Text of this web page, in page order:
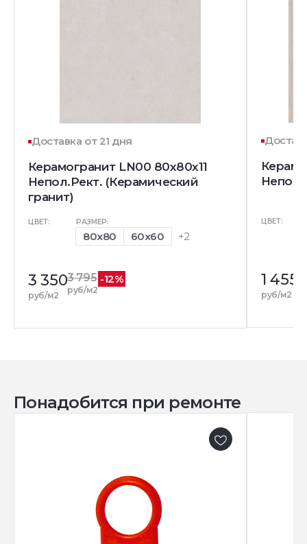
Доставка от 21 дня
Керамогранит LN00 80x80x11
Непол.Рект. (Керамический
гранит)
ЦВЕТ: РАЗМЕР:
80x80 60x60 +2
3 350
руб/м2
3 795
руб/м2
-12%
Непол.
ЦВЕТ:
1 455
руб/м2
Понадобится при ремонте